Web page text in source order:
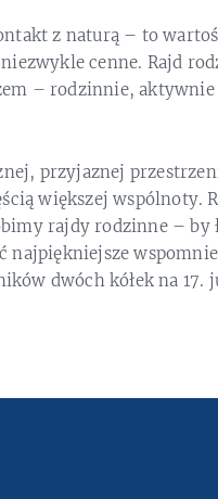
z naturą – to
cenne. Rajd
– rodzinnie,
przyjaznej
większej wspólnoty.
rajdy rodzinne – by
najpiękniejsze
dwóch kółek na 17.